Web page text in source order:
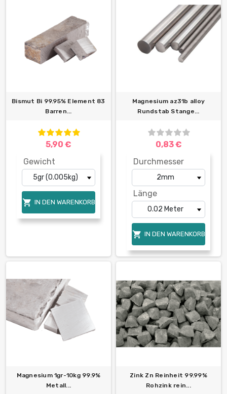
Bismut Bi 99.95% Element 83
Barren...
5,90 €
Gewicht
 IN DEN WARENKORB
Magnesium az31b alloy
Rundstab Stange...
0,83 €
Durchmesser
Länge
 IN DEN WARENKORB
Magnesium 1gr-10kg 99.9%
Metall...
Zink Zn Reinheit 99.99%
Rohzink rein...